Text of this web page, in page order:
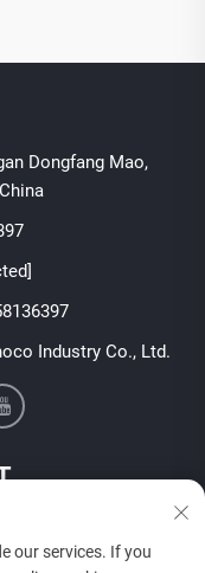
Dongfang Mao,
Industry Co., Ltd.
kami
our services. If you